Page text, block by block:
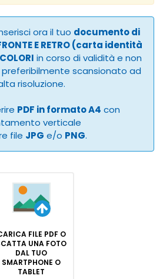
ora il tuo documento di
E RETRO (carta identità
in corso di validità e non
scansionato ad
risoluzione.
PDF in formato A4 con
verticale
file JPG e/o PNG.
FILE PDF O
UNA FOTO
DAL TUO
SMARTPHONE O
TABLET